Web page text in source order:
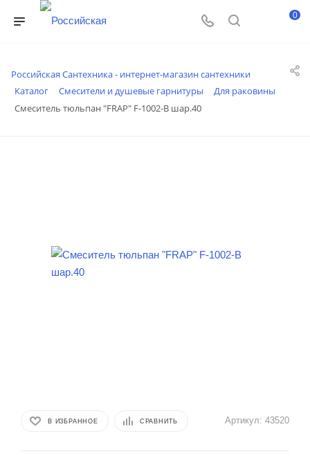
0
Российская Сантехника - интернет-магазин сантехники
Каталог
Смесители и душевые гарнитуры
Для раковины
Смеситель тюльпан "FRAP" F-1002-В шар.40
В ИЗБРАННОЕ СРАВНИТЬ Артикул: 43520